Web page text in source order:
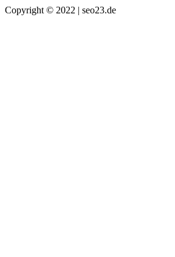
Copyright © 2022 | seo23.de